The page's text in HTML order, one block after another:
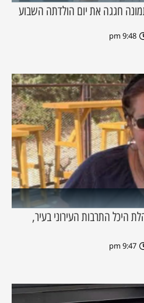
חגגה את יום הולדתה השבוע
9:48 pm
היכל התרבות העירוני בעיר,
9:47 pm